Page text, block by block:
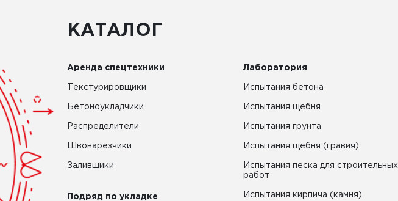
КАТАЛОГ
Аренда спецтехники
Текстурировщики
Бетоноукладчики
Распределители
Швонарезчики
Заливщики
Подряд по укладке
Лаборатория
Испытания бетона
Испытания щебня
Испытания грунта
Испытания щебня (гравия)
Испытания песка для строительных
работ
Испытания кирпича (камня)